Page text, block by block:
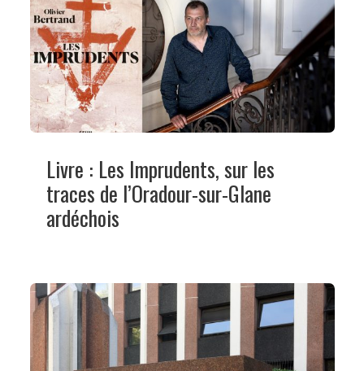
Livre : Les Imprudents, sur les
traces de l’Oradour-sur-Glane
ardéchois